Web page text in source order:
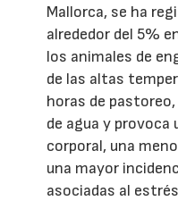
Mallorca, se ha
alrededor del 5%
los animales de
de las altas
horas de
de agua y provoca
corporal, una
una mayor
asociadas al